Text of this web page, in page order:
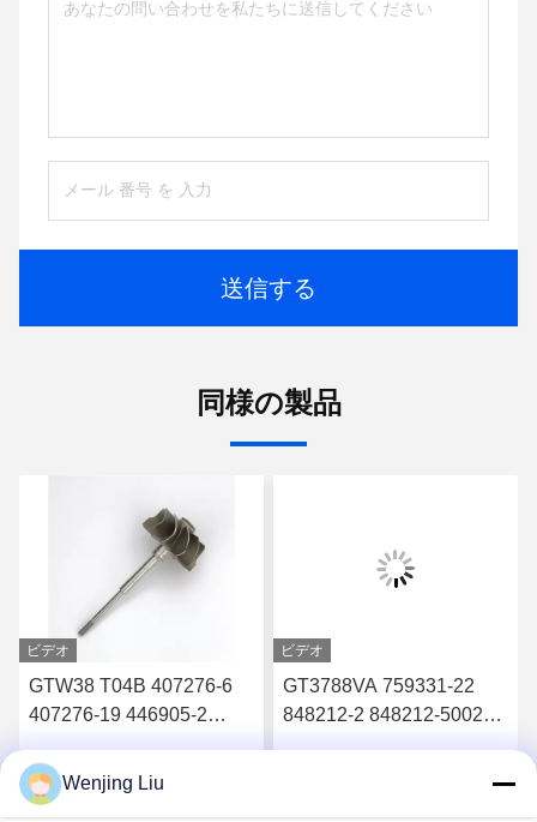
送信する
同様の製品
ビデオ
GTW38 T04B 407276-6
407276-19 446905-2
ャーのタービンホイール
シャフト最高 の 価格 を 入手 す
ビデオ
GT3788VA 759331-22
848212-2 848212-5002S
Wenjing Liu